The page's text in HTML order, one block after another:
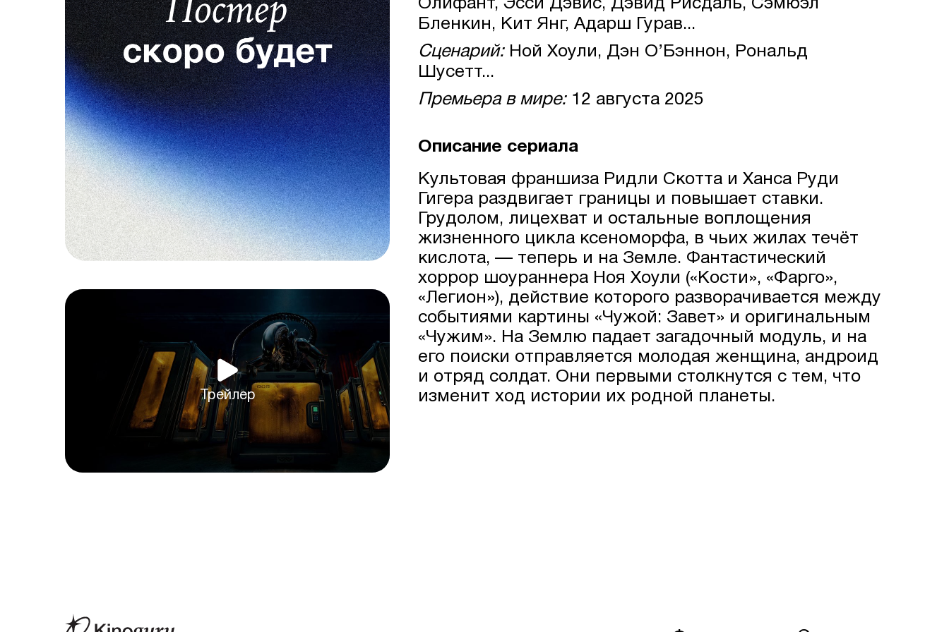
Трейлер
Олифант, Эсси Дэвис, Дэвид Рисдаль, Сэмюэл
Бленкин, Кит Янг, Адарш Гурав...
Сценарий:Ной Хоули, Дэн О’Бэннон, Рональд
Шусетт...
Премьера в мире:12 августа 2025
Описание сериала
Культовая франшиза Ридли Скотта и Ханса Руди
Гигера раздвигает границы и повышает ставки.
Грудолом, лицехват и остальные воплощения
жизненного цикла ксеноморфа, в чьих жилах течёт
кислота, — теперь и на Земле. Фантастический
хоррор шоураннера Ноя Хоули («Кости», «Фарго»,
«Легион»), действие которого разворачивается между
событиями картины «Чужой: Завет» и оригинальным
«Чужим». На Землю падает загадочный модуль, и на
его поиски отправляется молодая женщина, андроид
и отряд солдат. Они первыми столкнутся с тем, что
изменит ход истории их родной планеты.